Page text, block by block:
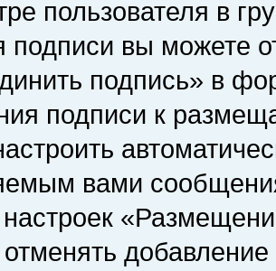
пользователя в
подписи вы можете
подпись» в
подписи к
вами
настроек